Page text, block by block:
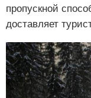
пропускной
доставляет